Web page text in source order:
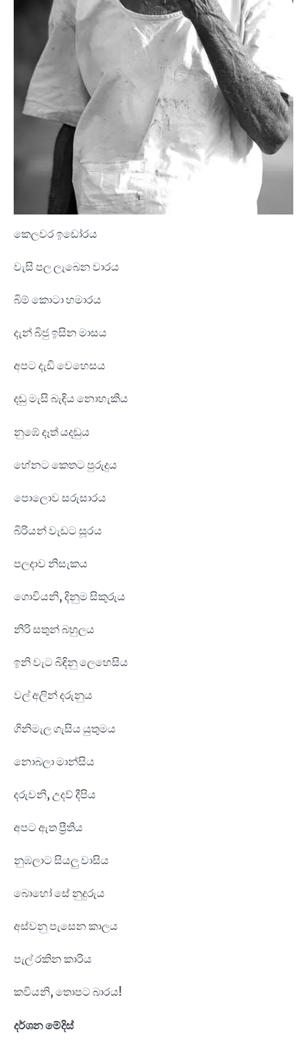
කෙලවර ඉඩෝරය
වැසි පල ලැබෙන වාරය
බිම් කොටා හමාරය
දැන්බිජු ඉසින මාසය
අපට දැඩි වෙහෙසය
දඬු මැසි බැඳිය නොහැකිය
නුඹේ දෑත් යදඬුය
හේනට කෙතට පුරුදුය
පොලොව සරුසාරය
බිරියන් වැඩට සූරය
පලදාව නිසැකය
ගොවියනි, දිනුම සිකුරුය
නිරි සතුන් බහුලය
ඉනි වැට බිඳිනු ලෙහෙසිය
වල් අලින් දරුනුය
ගිනිමැල ගැසිය යුතුමය
නොබලා මාන්සිය
දරුවනි, උදව් දීපිය
අපට ඇත ප්‍රීතිය
නුඹලාට සියලු වාසිය
බොහෝ සේ නුදුරුය
අස්වනු පැසෙන කාලය
පැල් රකින කාරිය
කවියනි, තොපට බාරය!
දර්ශන මේදිස්